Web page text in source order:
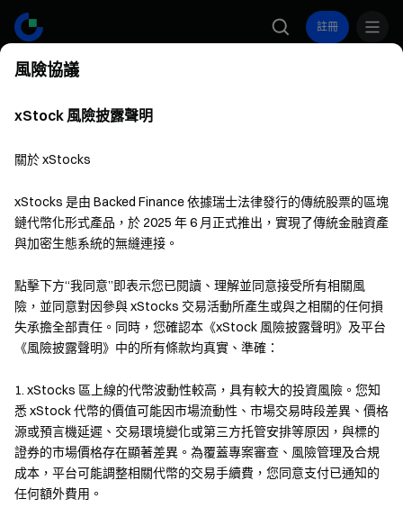
註冊
您似乎正在從美國地區訪問我們的網站。請切換到美國網站以使
切換站點
首頁 股票代幣
股票代幣·全球投資新方式
低門檻、跨國界、全天候，隨時隨地參與股票市場
風險協議
xStock 風險披露聲明
關於 xStocks
xStocks 是由 Backed Finance 依據瑞士法律發行的傳統股票的區塊
鏈代幣化形式產品，於 2025 年 6 月正式推出，實現了傳統金融資產
與加密生態系統的無縫連接。
點擊下方“我同意”即表示您已閱讀、理解並同意接受所有相關風
險，並同意對因參與 xStocks 交易活動所產生或與之相關的任何損
失承擔全部責任。同時，您確認本《xStock 風險披露聲明》及平台
《風險披露聲明》中的所有條款均真實、準確：
1. xStocks 區上線的代幣波動性較高，具有較大的投資風險。您知
悉 xStock 代幣的價值可能因市場流動性、市場交易時段差異、價格
源或預言機延遲、交易環境變化或第三方托管安排等原因，與標的
證券的市場價格存在顯著差異。為覆蓋專案審查、風險管理及合規
成本，平台可能調整相關代幣的交易手續費，您同意支付已通知的
任何額外費用。